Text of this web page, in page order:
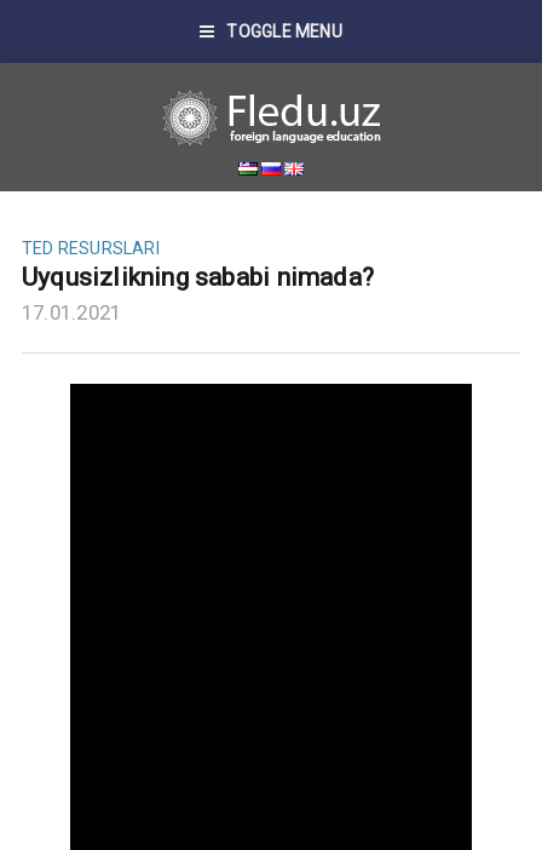
TOGGLE MENU
TED RESURSLARI
Uyqusizlikning sababi nimada?
17.01.2021